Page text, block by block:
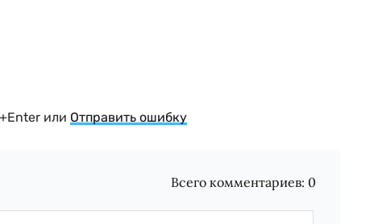
или Отправить ошибку
Всего комментариев: 0